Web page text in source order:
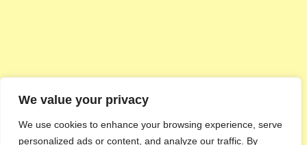
We value your privacy
We use cookies to enhance your browsing experience, serve
personalized ads or content, and analyze our traffic. By